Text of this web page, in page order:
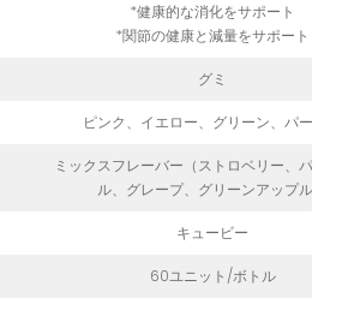
*健康的な消化をサポート
*関節の健康と減量をサポート
グミ
ピンク、イエロー、グリーン、パープル
ミックスフレーバー（ストロベリー、パイナ
ル、グレープ、グリーンアップル）
キュービー
60ユニット/ボトル